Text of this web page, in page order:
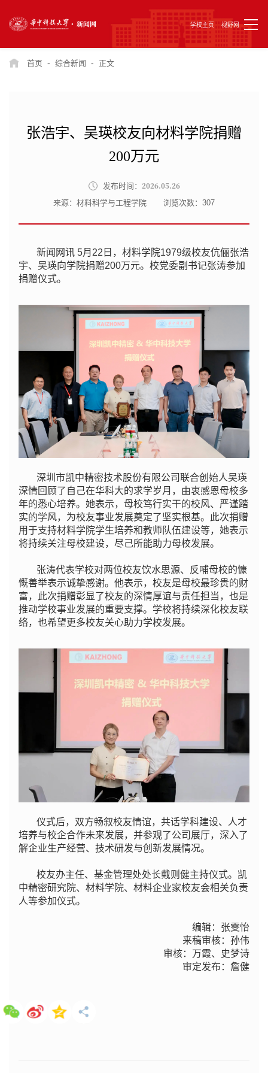
学校主页 视野网
首页 - 综合新闻 - 正文
张浩宇、吴瑛校友向材料学院捐赠
200万元
发布时间： 2026.05.26
来源：材料科学与工程学院 浏览次数：307
新闻网讯 5月22日，材料学院1979级校友伉俪张浩
宇、吴瑛向学院捐赠200万元。校党委副书记张涛参加
捐赠仪式。
深圳市凯中精密技术股份有限公司 联合创始人吴瑛
深情回顾了自己在华科大的求学岁月，由衷感恩母校多
年的悉心培养。她表示，母校笃行实干的校风、严谨踏
实的学风，为校友事业发展奠定了坚实根基。此次捐赠
用于支持材料学院学生培养和教师队伍建设等，她表示
将持续关注母校建设，尽己所能助力母校发展。
张涛代表学校对两位校友饮水思源、反哺母校的慷
慨善举表示诚挚感谢。他表示，校友是母校最珍贵的财
富，此次捐赠彰显了校友的深情厚谊与责任担当，也是
推动学校事业发展的重要支撑。学校将持续深化校友联
络，也希望更多校友关心助力学校发展。
仪式后，双方畅叙校友情谊，共话学科建设、人才
培养与校企合作未来发展，并参观了公司展厅，深入了
解企业生产经营、技术研发与创新发展情况。
校友办主任、基金管理处处长戴则健主持仪式。 凯
中精密研究院、材料学院、材料企业家校友会相关负责
人等参加仪式。
编辑：张雯怡
来稿审核：孙伟
审核：万霞、史梦诗
审定发布：詹健